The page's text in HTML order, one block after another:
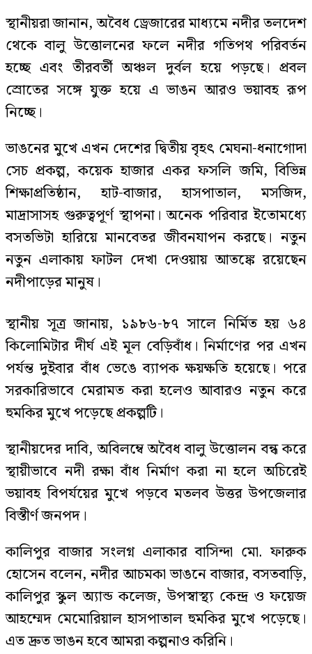
স্থানীয়রা জানান, অবৈধ ড্রেজারের মাধ্যমে নদীর তলদেশ
থেকে বালু উত্তোলনের ফলে নদীর গতিপথ পরিবর্তন
হচ্ছে এবং তীরবর্তী অঞ্চল দুর্বল হয়ে পড়ছে। প্রবল
স্রোতের সঙ্গে যুক্ত হয়ে এ ভাঙন আরও ভয়াবহ রূপ
নিচ্ছে।
ভাঙনের মুখে এখন দেশের দ্বিতীয় বৃহৎ মেঘনা-ধনাগোদা
সেচ প্রকল্প, কয়েক হাজার একর ফসলি জমি, বিভিন্ন
শিক্ষাপ্রতিষ্ঠান, হাট-বাজার, হাসপাতাল, মসজিদ,
মাদ্রাসাসহ গুরুত্বপূর্ণ স্থাপনা। অনেক পরিবার ইতোমধ্যে
বসতভিটা হারিয়ে মানবেতর জীবনযাপন করছে। নতুন
নতুন এলাকায় ফাটল দেখা দেওয়ায় আতঙ্কে রয়েছেন
নদীপাড়ের মানুষ।
স্থানীয় সূত্র জানায়, ১৯৮৬-৮৭ সালে নির্মিত হয় ৬৪
কিলোমিটার দীর্ঘ এই মূল বেড়িবাঁধ। নির্মাণের পর এখন
পর্যন্ত দুইবার বাঁধ ভেঙে ব্যাপক ক্ষয়ক্ষতি হয়েছে। পরে
সরকারিভাবে মেরামত করা হলেও আবারও নতুন করে
হুমকির মুখে পড়েছে প্রকল্পটি।
স্থানীয়দের দাবি, অবিলম্বে অবৈধ বালু উত্তোলন বন্ধ করে
স্থায়ীভাবে নদী রক্ষা বাঁধ নির্মাণ করা না হলে অচিরেই
ভয়াবহ বিপর্যয়ের মুখে পড়বে মতলব উত্তর উপজেলার
বিস্তীর্ণ জনপদ।
কালিপুর বাজার সংলগ্ন এলাকার বাসিন্দা মো. ফারুক
হোসেন বলেন, নদীর আচমকা ভাঙনে বাজার, বসতবাড়ি,
কালিপুর স্কুল অ্যান্ড কলেজ, উপস্বাস্থ্য কেন্দ্র ও ফয়েজ
আহম্মেদ মেমোরিয়াল হাসপাতাল হুমকির মুখে পড়েছে।
এত দ্রুত ভাঙন হবে আমরা কল্পনাও করিনি।